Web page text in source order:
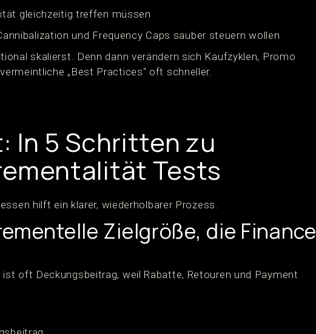
gleichzeitig treffen müssen
und Frequency Caps sauber steuern wollen
skalierst. Denn dann verändern sich Kaufzyklen, Promo
„Best Practices“ oft schneller.
In 5 Schritten zu
Tests
hilft ein klarer, wiederholbarer Prozess.
Zielgröße, die Finance
oft Deckungsbeitrag, weil Rabatte, Retouren und Payment